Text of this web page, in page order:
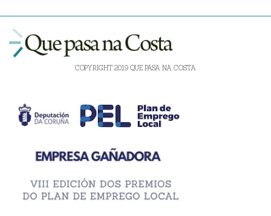
COPYRIGHT 2019 QUE PASA NA COSTA